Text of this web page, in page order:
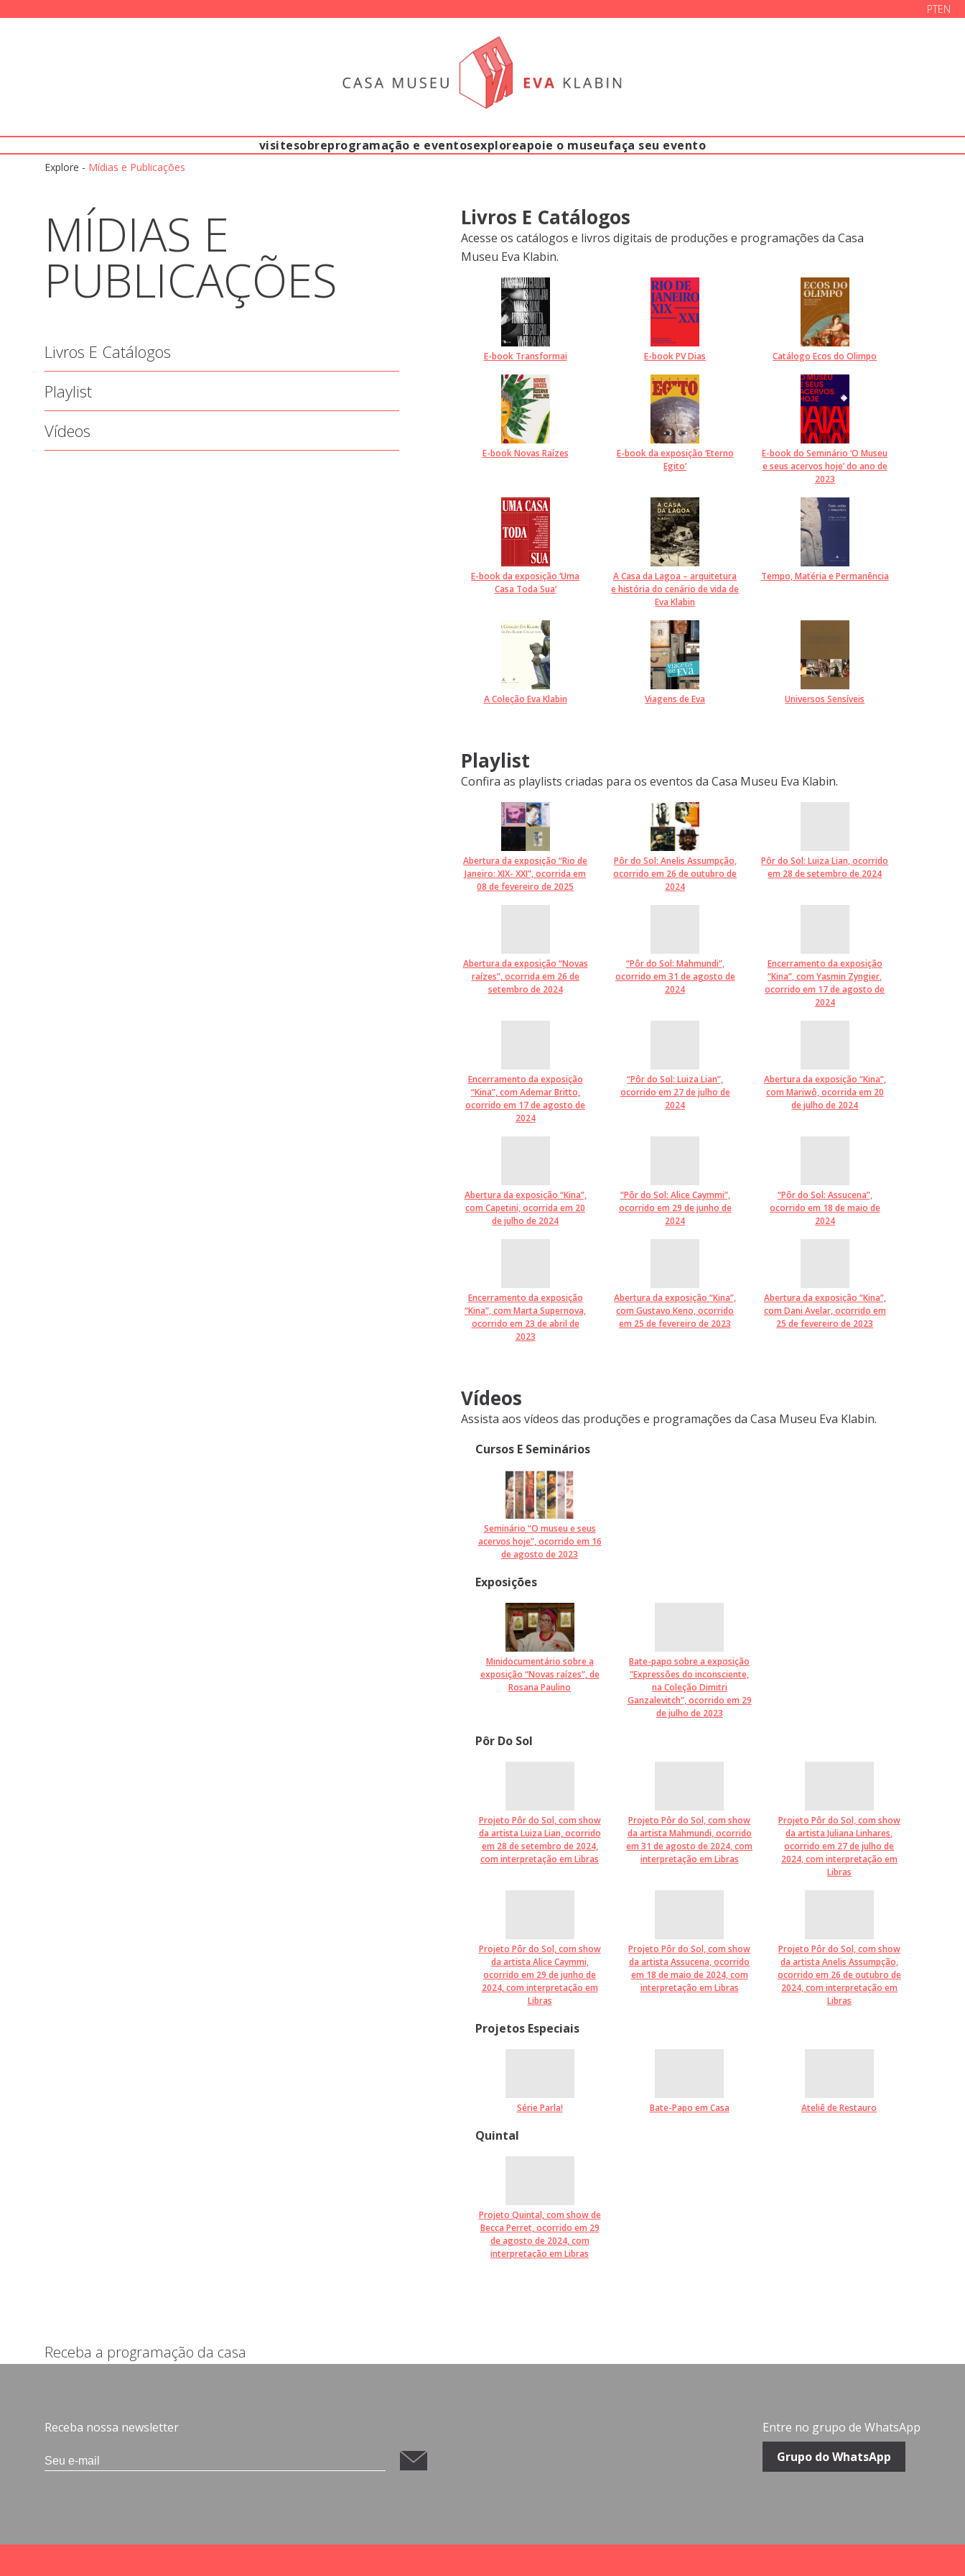
PTEN
visitesobreprogramação e eventosexploreapoie o museufaça seu evento
Explore - Mídias e Publicações
MÍDIAS E
PUBLICAÇÕES
Livros E Catálogos
Playlist
Vídeos
Livros E Catálogos
Acesse os catálogos e livros digitais de produções e programações da Casa
Museu Eva Klabin.
E-book Transformai E-book PV Dias Catálogo Ecos do Olimpo
E-book Novas Raízes
E-book da exposição ‘Eterno
Egito’
E-book do Seminário ‘O Museu
e seus acervos hoje’ do ano de
2023
E-book da exposição ‘Uma
Casa Toda Sua’
A Casa da Lagoa – arquitetura
e história do cenário de vida de
Eva Klabin
Tempo, Matéria e Permanência
A Coleção Eva Klabin Viagens de Eva Universos Sensíveis
Playlist
Confira as playlists criadas para os eventos da Casa Museu Eva Klabin.
Abertura da exposição “Rio de
Janeiro: XIX- XXI”, ocorrida em
08 de fevereiro de 2025
Pôr do Sol: Anelis Assumpção,
ocorrido em 26 de outubro de
2024
Pôr do Sol: Luiza Lian, ocorrido
em 28 de setembro de 2024
Abertura da exposição “Novas
raízes”, ocorrida em 26 de
setembro de 2024
“Pôr do Sol: Mahmundi”,
ocorrido em 31 de agosto de
2024
Encerramento da exposição
“Kina”, com Yasmin Zyngier,
ocorrido em 17 de agosto de
2024
Encerramento da exposição
“Kina”, com Ademar Britto,
ocorrido em 17 de agosto de
2024
“Pôr do Sol: Luiza Lian”,
ocorrido em 27 de julho de
2024
Abertura da exposição “Kina”,
com Mariwô, ocorrida em 20
de julho de 2024
Abertura da exposição “Kina”,
com Capetini, ocorrida em 20
de julho de 2024
“Pôr do Sol: Alice Caymmi”,
ocorrido em 29 de junho de
2024
“Pôr do Sol: Assucena”,
ocorrido em 18 de maio de
2024
Encerramento da exposição
“Kina”, com Marta Supernova,
ocorrido em 23 de abril de
2023
Abertura da exposição “Kina”,
com Gustavo Keno, ocorrido
em 25 de fevereiro de 2023
Abertura da exposição “Kina”,
com Dani Avelar, ocorrido em
25 de fevereiro de 2023
Vídeos
Assista aos vídeos das produções e programações da Casa Museu Eva Klabin.
Cursos E Seminários
Seminário “O museu e seus
acervos hoje”, ocorrido em 16
de agosto de 2023
Exposições
Minidocumentário sobre a
exposição “Novas raízes”, de
Rosana Paulino
Bate-papo sobre a exposição
"Expressões do inconsciente,
na Coleção Dimitri
Ganzalevitch", ocorrido em 29
de julho de 2023
Pôr Do Sol
Projeto Pôr do Sol, com show
da artista Luiza Lian, ocorrido
em 28 de setembro de 2024,
com interpretação em Libras
Projeto Pôr do Sol, com show
da artista Mahmundi, ocorrido
em 31 de agosto de 2024, com
interpretação em Libras
Projeto Pôr do Sol, com show
da artista Juliana Linhares,
ocorrido em 27 de julho de
2024, com interpretação em
Libras
Projeto Pôr do Sol, com show
da artista Alice Caymmi,
ocorrido em 29 de junho de
2024, com interpretação em
Libras
Projeto Pôr do Sol, com show
da artista Assucena, ocorrido
em 18 de maio de 2024, com
interpretação em Libras
Projeto Pôr do Sol, com show
da artista Anelis Assumpção,
ocorrido em 26 de outubro de
2024, com interpretação em
Libras
Projetos Especiais
Série Parla! Bate-Papo em Casa Ateliê de Restauro
Quintal
Projeto Quintal, com show de
Becca Perret, ocorrido em 29
de agosto de 2024, com
interpretação em Libras
Receba a programação da casa
Receba nossa newsletter
Entre no grupo de WhatsApp
Grupo do WhatsApp